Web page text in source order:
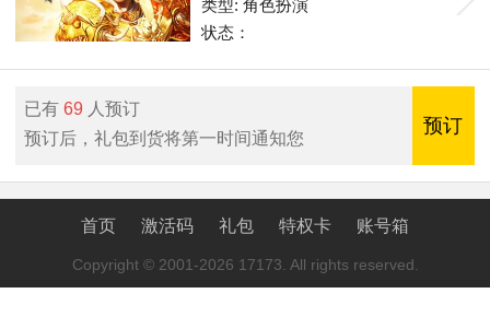
类型: 角色扮演
状态：
已有69 人预订
预订后，礼包到货将第一时间通知您
预订
首页 激活码 礼包 特权卡 账号箱
Copyright © 2001-2026 17173. All rights reserved.